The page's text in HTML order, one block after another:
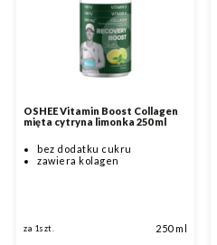
OSHEE Vitamin Boost Collagen
mięta cytryna limonka 250 ml
bez dodatku cukru
zawiera kolagen
za 1szt. 250 ml